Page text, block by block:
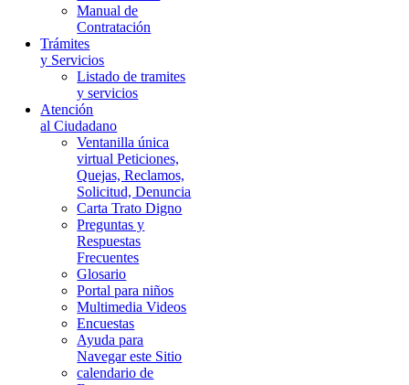
Manual de
Contratación
Trámites
y Servicios
Listado de tramites
y servicios
Atención
al Ciudadano
Ventanilla única
virtual Peticiones,
Quejas, Reclamos,
Solicitud, Denuncia
Carta Trato Digno
Preguntas y
Respuestas
Frecuentes
Glosario
Portal para niños
Multimedia Videos
Encuestas
Ayuda para
Navegar este Sitio
calendario de